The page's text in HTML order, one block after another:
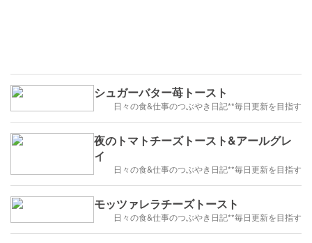
シュガーバター苺トースト
日々の食&仕事のつぶやき日記**毎日更新を目指す
夜のトマトチーズトースト&アールグレ
イ
日々の食&仕事のつぶやき日記**毎日更新を目指す
モッツァレラチーズトースト
日々の食&仕事のつぶやき日記**毎日更新を目指す